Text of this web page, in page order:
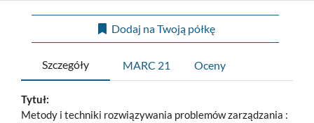
Dodaj na Twoją półkę
Szczegóły MARC 21 Oceny
Tytuł:
Metody i techniki rozwiązywania problemów zarządzania :